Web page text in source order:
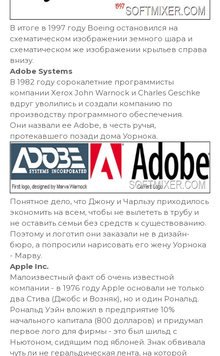
В итоге в 1997 году Boeing остановился на
схематическом изображении земного шара и
схематическом же изображении крыльев справа
внизу.
Adobe Systems
В 1982 году сорокалетние программисты
компании Xerox John Warnock и Charles Geschke
вдруг уволились и создали компанию по
производству программного обеспечения.
Они назвали ее Adobe, в честь ручья,
протекавшего позади дома Уорнока.
Понятное дело, что Джону и Чарльзу приходилось
экономить на всем, чтобы не вылететь в трубу и
не оставить семьи без средств к существованию.
Поэтому и логотип они заказали не в дизайн-
бюро, а попросили нарисовать его жену Уорнока
- Марву.
Apple Inc.
Малоизвестный факт об очень известной
компании - в 1976 году Apple основали не только
два Стива (Джобс и Возняк), но и один Рональд.
Рональд Уэйн вложил в предприятие 10%
начального капитала (800 долларов) и придумал
первое лого для фирмы - это был шильд с
Ньютоном, сидящим под яблоней. Знак обвивала
чуть ли не геральдическая лента, на которой